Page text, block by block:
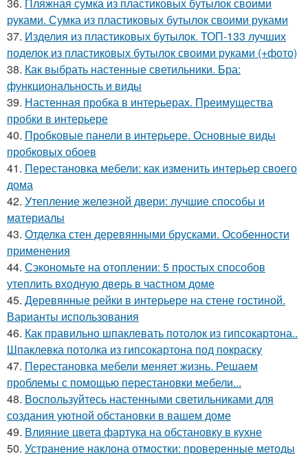
руками. Сумка из пластиковых бутылок своими руками
37. Изделия из пластиковых бутылок. ТОП-133 лучших
поделок из пластиковых бутылок своими руками (+фото)
38. Как выбрать настенные светильники. Бра:
функциональность и виды
39. Настенная пробка в интерьерах. Преимущества
пробки в интерьере
40. Пробковые панели в интерьере. Основные виды
пробковых обоев
41. Перестановка мебели: как изменить интерьер своего
дома
42. Утепление железной двери: лучшие способы и
материалы
43. Отделка стен деревянными брусками. Особенности
применения
44. Сэкономьте на отоплении: 5 простых способов
утеплить входную дверь в частном доме
45. Деревянные рейки в интерьере на стене гостиной.
Варианты использования
46. Как правильно шпаклевать потолок из гипсокартона..
Шпаклевка потолка из гипсокартона под покраску
47. Перестановка мебели меняет жизнь. Решаем
проблемы с помощью перестановки мебели...
48. Воспользуйтесь настенными светильниками для
создания уютной обстановки в вашем доме
49. Влияние цвета фартука на обстановку в кухне
50. Устранение наклона отмостки: проверенные методы